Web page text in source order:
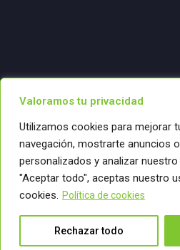
Valoramos tu privacidad
Utilizamos cookies para mejorar
navegación, mostrarte anuncios
personalizados y analizar
"Aceptar todo", aceptas nuestro
cookies. Política de cookies
Rechazar todo
Copyright 2025
Rights
Conectemos